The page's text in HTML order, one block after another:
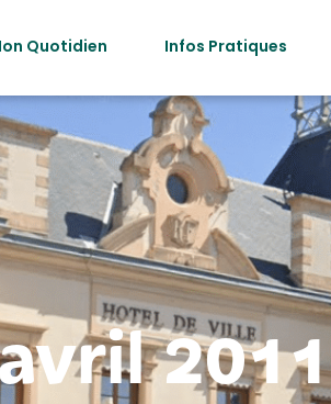
Quotidien Infos Pratiques
2011